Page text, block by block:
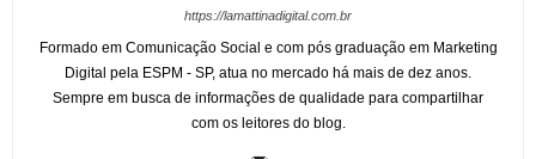
https://lamattinadigital.com.br
Formado em Comunicação Social e com pós graduação em Marketing
Digital pela ESPM - SP, atua no mercado há mais de dez anos.
Sempre em busca de informações de qualidade para compartilhar
com os leitores do blog.